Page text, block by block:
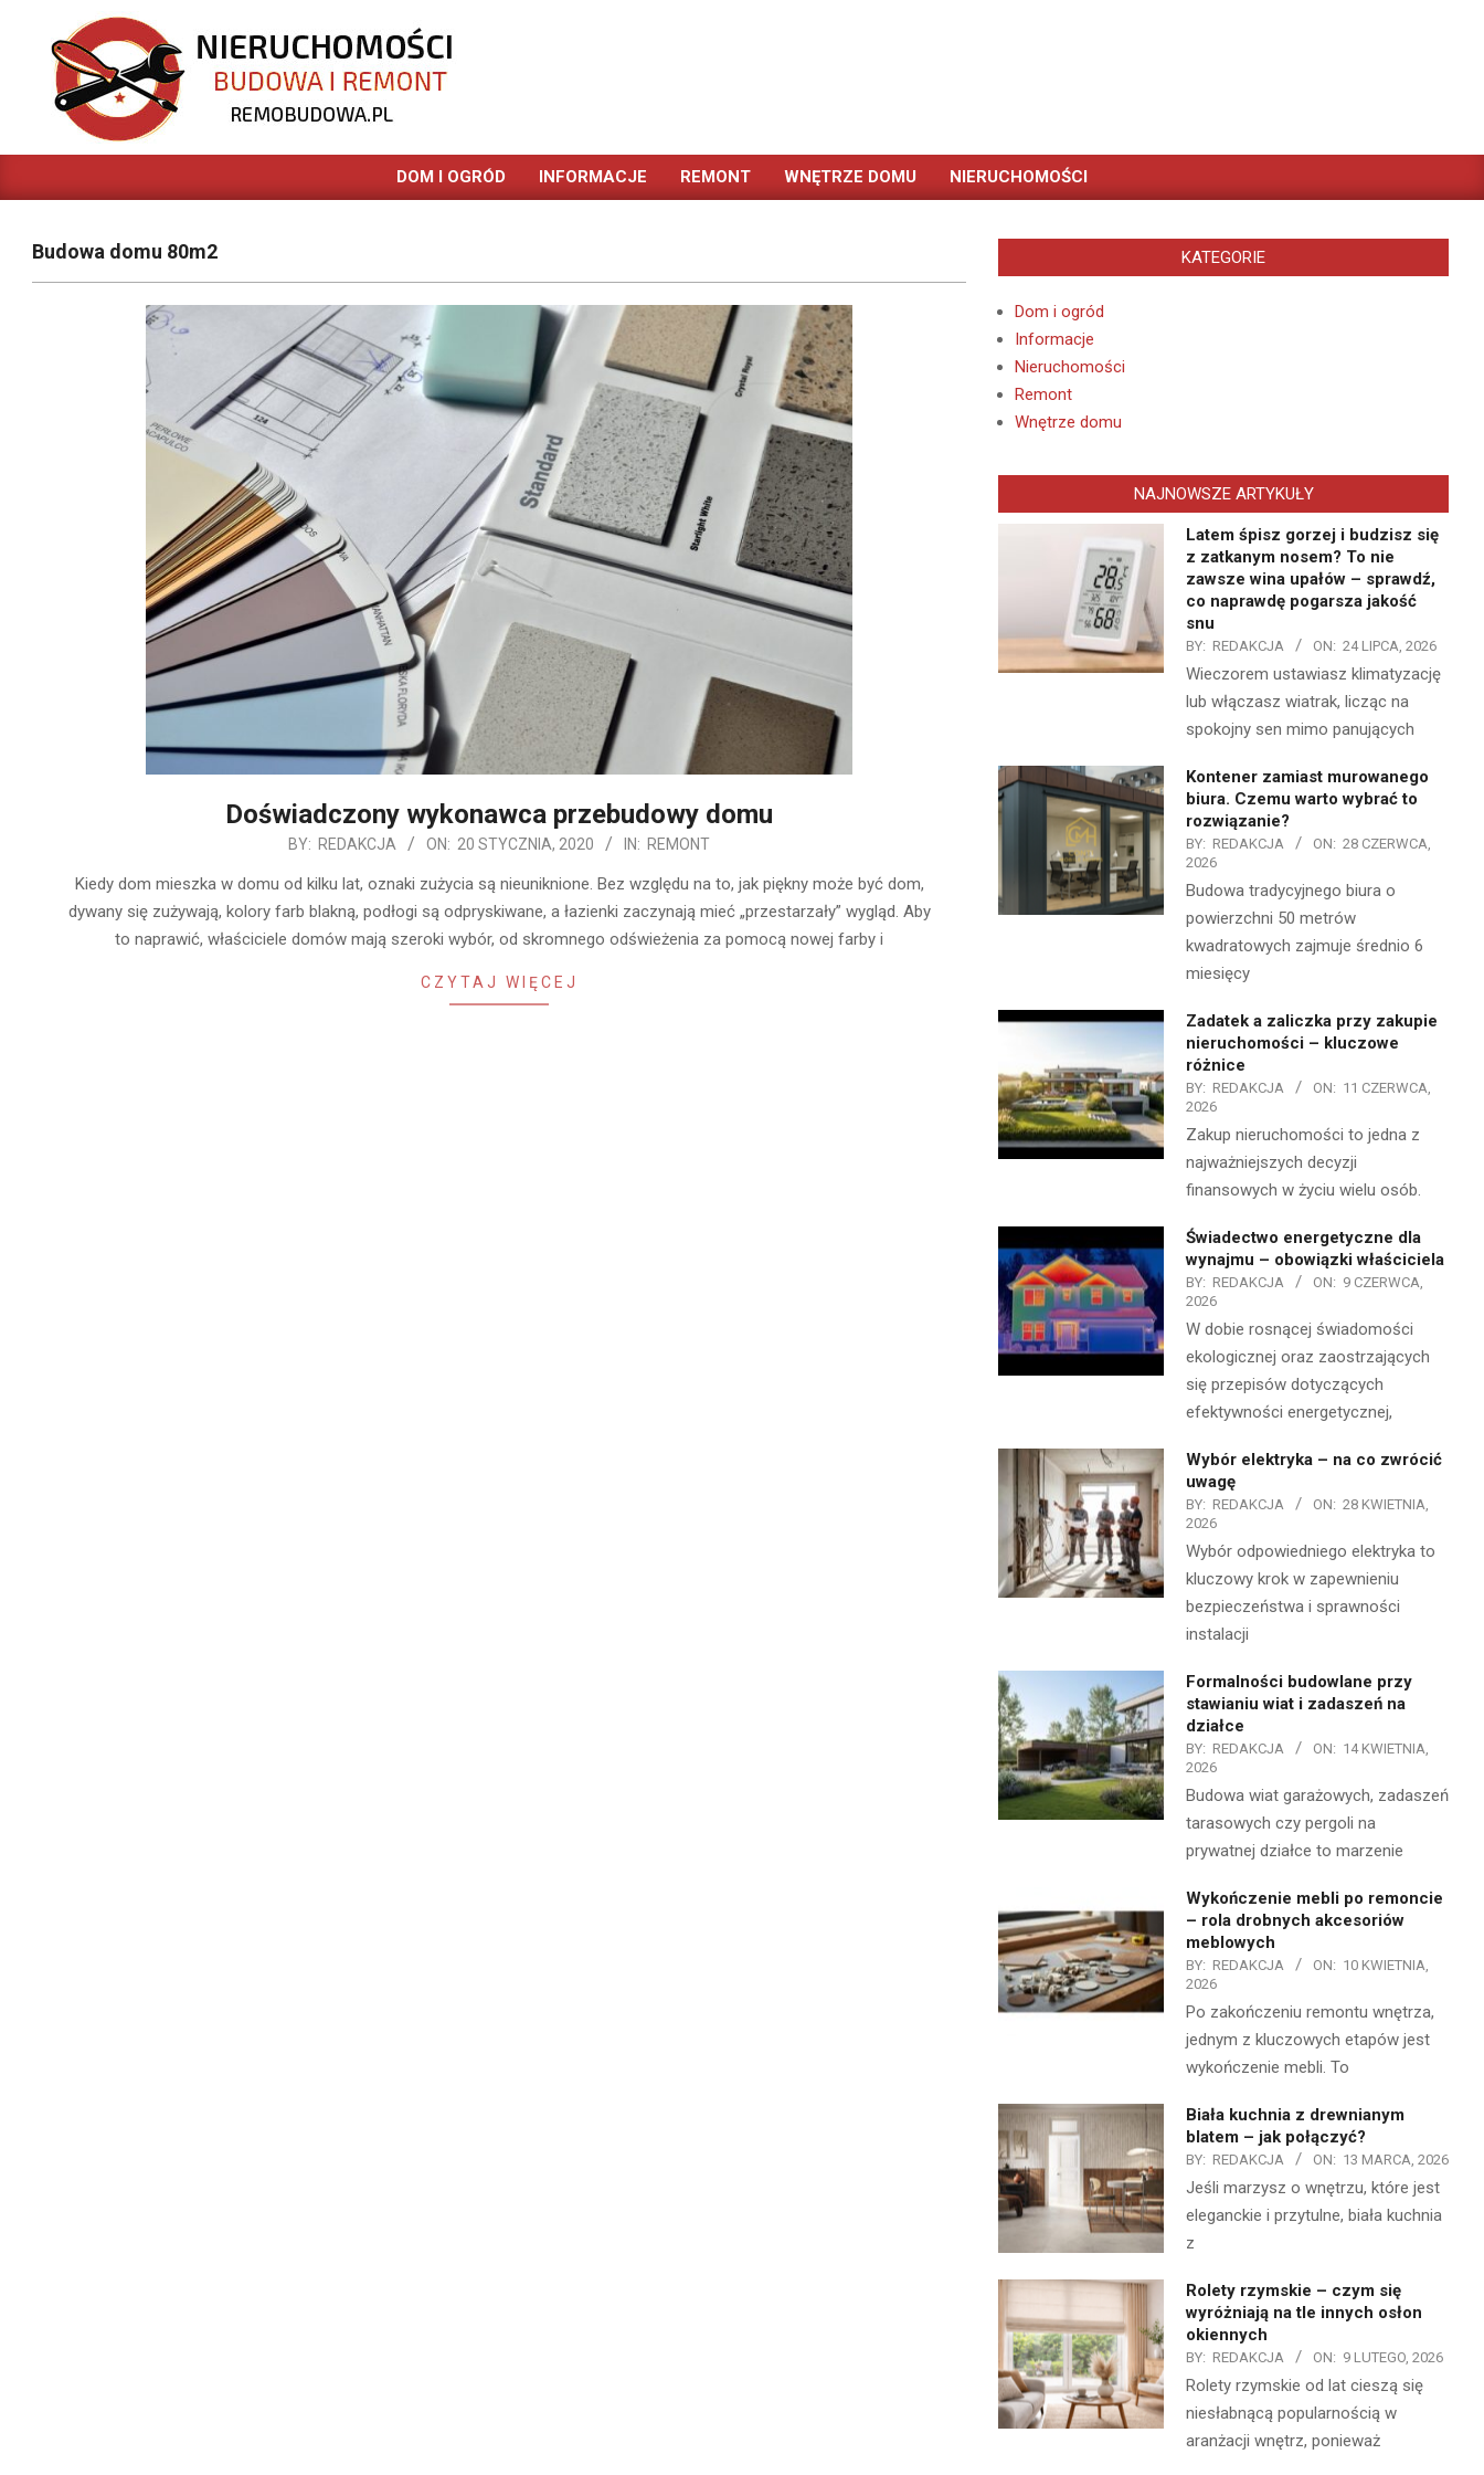
content
REMOBUDOWA.PL
Primary
DOM I OGRÓD INFORMACJE REMONT WNĘTRZE DOMU NIERUCHOMOŚCI
Budowa domu 80m2
Doświadczony wykonawca przebudowy domu
BY: REDAKCJA ON: 20 STYCZNIA, 2020 IN: REMONT
Kiedy dom mieszka w domu od kilku lat, oznaki zużycia są nieuniknione. Bez względu na to, jak piękny może być dom,
dywany się zużywają, kolory farb blakną, podłogi są odpryskiwane, a łazienki zaczynają mieć „przestarzały” wygląd. Aby
to naprawić, właściciele domów mają szeroki wybór, od skromnego odświeżenia za pomocą nowej farby i
CZYTAJ WIĘCEJ
KATEGORIE
Dom i ogród
Informacje
Nieruchomości
Remont
Wnętrze domu
NAJNOWSZE ARTYKUŁY
Latem śpisz gorzej i budzisz się
z zatkanym nosem? To nie
zawsze wina upałów – sprawdź,
co naprawdę pogarsza jakość
snu
BY: REDAKCJA ON: 24 LIPCA, 2026
Wieczorem ustawiasz klimatyzację
lub włączasz wiatrak, licząc na
spokojny sen mimo panujących
Kontener zamiast murowanego
biura. Czemu warto wybrać to
rozwiązanie?
BY: REDAKCJA ON: 28 CZERWCA,
2026
Budowa tradycyjnego biura o
powierzchni 50 metrów
kwadratowych zajmuje średnio 6
miesięcy
Zadatek a zaliczka przy zakupie
nieruchomości – kluczowe
różnice
BY: REDAKCJA ON: 11 CZERWCA,
2026
Zakup nieruchomości to jedna z
najważniejszych decyzji
finansowych w życiu wielu osób.
Świadectwo energetyczne dla
wynajmu – obowiązki właściciela
BY: REDAKCJA ON: 9 CZERWCA,
2026
W dobie rosnącej świadomości
ekologicznej oraz zaostrzających
się przepisów dotyczących
efektywności energetycznej,
Wybór elektryka – na co zwrócić
uwagę
BY: REDAKCJA ON: 28 KWIETNIA,
2026
Wybór odpowiedniego elektryka to
kluczowy krok w zapewnieniu
bezpieczeństwa i sprawności
instalacji
Formalności budowlane przy
stawianiu wiat i zadaszeń na
działce
BY: REDAKCJA ON: 14 KWIETNIA,
2026
Budowa wiat garażowych, zadaszeń
tarasowych czy pergoli na
prywatnej działce to marzenie
Wykończenie mebli po remoncie
– rola drobnych akcesoriów
meblowych
BY: REDAKCJA ON: 10 KWIETNIA,
2026
Po zakończeniu remontu wnętrza,
jednym z kluczowych etapów jest
wykończenie mebli. To
Biała kuchnia z drewnianym
blatem – jak połączyć?
BY: REDAKCJA ON: 13 MARCA, 2026
Jeśli marzysz o wnętrzu, które jest
eleganckie i przytulne, biała kuchnia
z
Rolety rzymskie – czym się
wyróżniają na tle innych osłon
okiennych
BY: REDAKCJA ON: 9 LUTEGO, 2026
Rolety rzymskie od lat cieszą się
niesłabnącą popularnością w
aranżacji wnętrz, ponieważ